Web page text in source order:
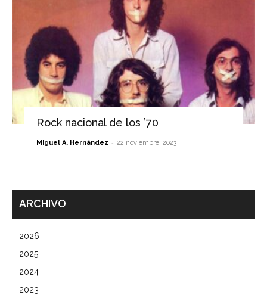
Rock nacional de los ’70
Miguel A. Hernández - 22 noviembre, 2023
ARCHIVO
2026
2025
2024
2023